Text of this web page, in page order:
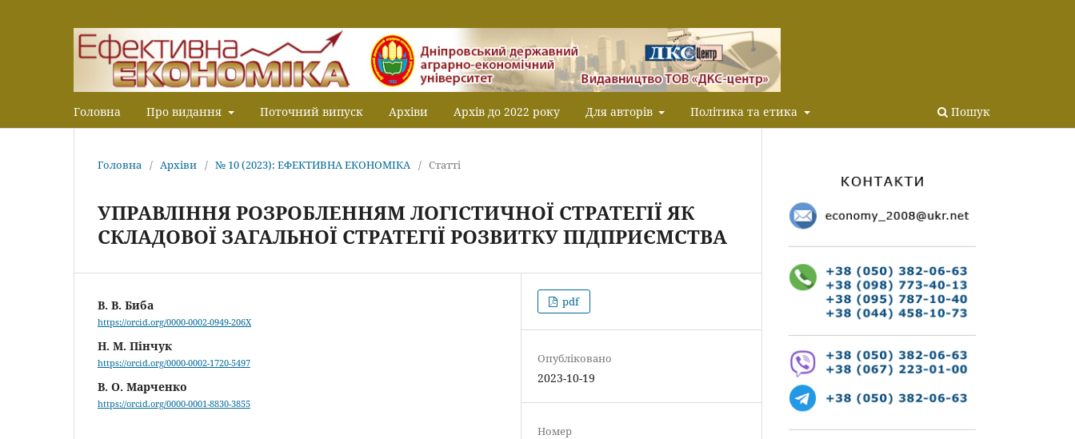
Головна Про видання Поточний випуск Архіви Архів до 2022 року Для авторів Політика та етика Пошук
Головна / Архіви / № 10 (2023): ЕФЕКТИВНА ЕКОНОМІКА / Статті
УПРАВЛІННЯ РОЗРОБЛЕННЯМ ЛОГІСТИЧНОЇ СТРАТЕГІЇ ЯК
СКЛАДОВОЇ ЗАГАЛЬНОЇ СТРАТЕГІЇ РОЗВИТКУ ПІДПРИЄМСТВА
В. В. Биба
https://orcid.org/0000-0002-0949-206X
Н. М. Пінчук
https://orcid.org/0000-0002-1720-5497
В. О. Марченко
https://orcid.org/0000-0001-8830-3855
pdf
Опубліковано
2023-10-19
Номер